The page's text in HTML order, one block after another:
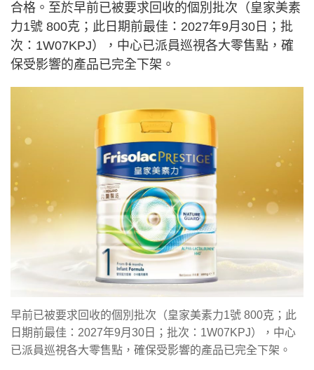
合格。至於早前已被要求回收的個別批次（皇家美素
力1號 800克；此日期前最佳：2027年9月30日；批
次：1W07KPJ），中心已派員巡視各大零售點，確
保受影響的產品已完全下架。
早前已被要求回收的個別批次（皇家美素力1號 800克；此
日期前最佳：2027年9月30日；批次：1W07KPJ），中心
已派員巡視各大零售點，確保受影響的產品已完全下架。